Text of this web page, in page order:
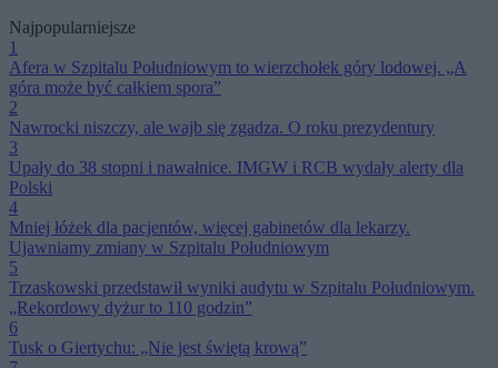
Najpopularniejsze
1
Afera w Szpitalu Południowym to wierzchołek góry lodowej. „A
góra może być całkiem spora”
2
Nawrocki niszczy, ale wajb się zgadza. O roku prezydentury
3
Upały do 38 stopni i nawałnice. IMGW i RCB wydały alerty dla
Polski
4
Mniej łóżek dla pacjentów, więcej gabinetów dla lekarzy.
Ujawniamy zmiany w Szpitalu Południowym
5
Trzaskowski przedstawił wyniki audytu w Szpitalu Południowym.
„Rekordowy dyżur to 110 godzin”
6
Tusk o Giertychu: „Nie jest świętą krową”